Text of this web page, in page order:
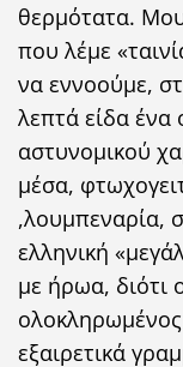
θερμότατα.
που λέμε
να εννοούμε,
λεπτά είδα ένα
αστυνομικού
μέσα,
,λουμπεναρία,
ελληνική
με ήρωα, διότι
εξαιρετικά